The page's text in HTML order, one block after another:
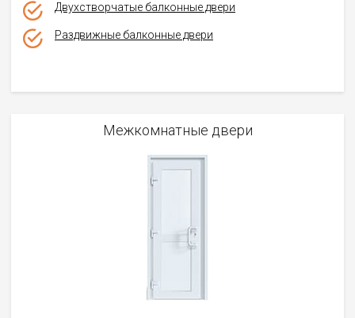
Двухстворчатые балконные двери
Раздвижные балконные двери
Межкомнатные двери